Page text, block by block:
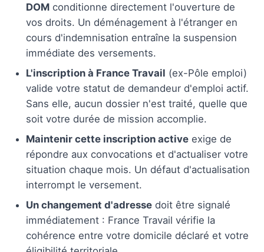
DOM conditionne directement l'ouverture de
vos droits. Un déménagement à l'étranger en
cours d'indemnisation entraîne la suspension
immédiate des versements.
L'inscription à France Travail (ex-Pôle emploi)
valide votre statut de demandeur d'emploi actif.
Sans elle, aucun dossier n'est traité, quelle que
soit votre durée de mission accomplie.
Maintenir cette inscription active exige de
répondre aux convocations et d'actualiser votre
situation chaque mois. Un défaut d'actualisation
interrompt le versement.
Un changement d'adresse doit être signalé
immédiatement : France Travail vérifie la
cohérence entre votre domicile déclaré et votre